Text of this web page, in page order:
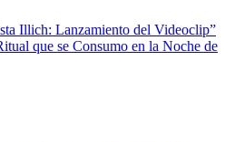
Illich: Lanzamiento del Videoclip”
que se Consumo en la Noche de